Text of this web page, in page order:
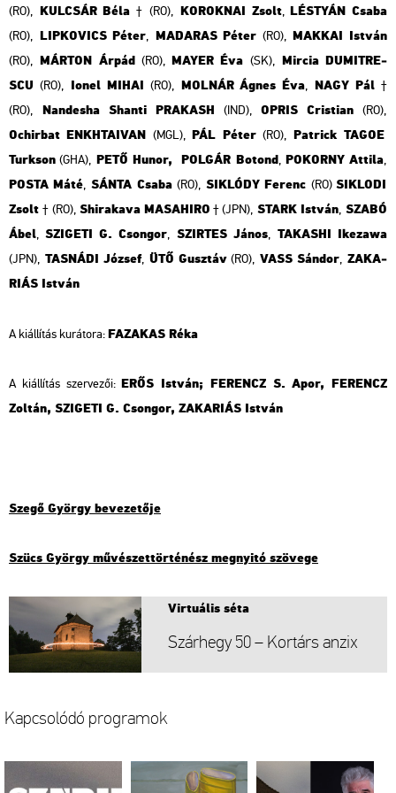
(RO), KUL­CSÁR Béla † (RO), KO­ROK­NAI Zsolt,LÉS­TYÁN Csaba
(RO), LIP­KO­VICS Péter, MA­DA­RAS Péter (RO), MAK­KAI Ist­ván
(RO), MÁR­TON Árpád (RO), MAYER Éva (SK), Mir­cia DU­MI­TRE­
SCU (RO), Ionel MIHAI (RO), MOL­NÁR Ágnes Éva, NAGY Pál†
(RO),
Nand­es­ha Shan­ti PRA­KASH (IND), OPRIS Cris­ti­an (RO),
Ochir­bat ENKH­TA­I­VAN (MGL),PÁL Péter (RO), Pat­rick TAGOE
Turk­son (GHA), PETŐ Hunor, POL­GÁR Bo­tond, PO­KORNY At­ti­la,
POSTA Máté, SÁNTA Csaba (RO), SIK­LÓDY Fe­renc (RO) SIK­LO­DI
Zsolt† (RO), Shi­ra­ka­va MA­SA­HI­RO † (JPN), STARK Ist­ván, SZABÓ
Ábel, SZI­GE­TI G. Cson­gor, SZIR­TES János, TA­KA­SHI Ike­za­wa
(JPN), TAS­NÁ­DI Jó­zsef, ÜTŐ Gusz­táv(RO), VASS Sán­dor, ZA­KA­
RI­ÁS Ist­ván
A ki­ál­lí­tás ku­rá­to­ra:FA­ZA­KAS Réka
A ki­ál­lí­tás szer­ve­zői:ERŐS Ist­ván; FE­RENCZ S. Apor, FE­RENCZ
Zol­tán, SZI­GE­TI G. Cson­gor, ZA­KA­RI­ÁS Ist­ván
Szegő György be­ve­ze­tő­je
Szücs György mű­vé­szet­tör­té­nész meg­nyi­tó szö­ve­ge
Vir­tu­á­lis séta
Szár­hegy 50 – Kor­társ anzix
Kap­cso­ló­dó prog­ra­mok